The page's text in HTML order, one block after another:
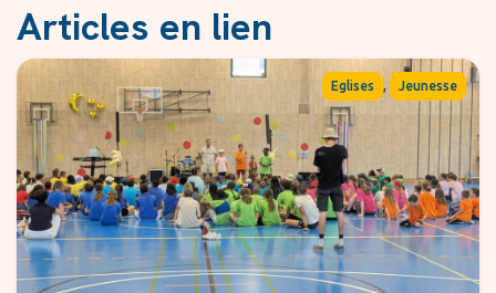
Articles en lien
Eglises , Jeunesse